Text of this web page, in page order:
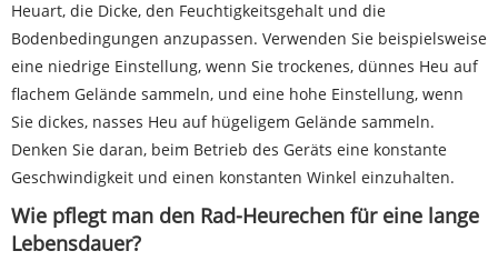
Heuart, die Dicke, den Feuchtigkeitsgehalt und die
Bodenbedingungen anzupassen. Verwenden Sie beispielsweise
eine niedrige Einstellung, wenn Sie trockenes, dünnes Heu auf
flachem Gelände sammeln, und eine hohe Einstellung, wenn
Sie dickes, nasses Heu auf hügeligem Gelände sammeln.
Denken Sie daran, beim Betrieb des Geräts eine konstante
Geschwindigkeit und einen konstanten Winkel einzuhalten.
Wie pflegt man den Rad-Heurechen für eine lange
Lebensdauer?